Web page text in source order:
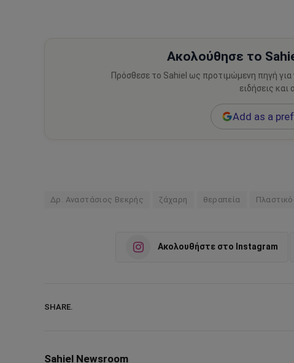
Ακολούθησε το
Πρόσθεσε το Sahiel ως προτιμώμενη πηγή
ειδήσεις και
Add as a
Δρ. Αναστάσιος Βεκρής ζάχαρη θεραπεία
Ακολουθήστε στο Instagram
SHARE.
Sahiel Newsroom